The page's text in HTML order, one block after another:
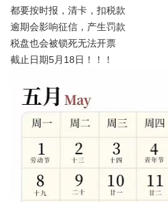
都要按时报，清卡，扣税款
逾期会影响征信，产生罚款
税盘也会被锁死无法开票
截止日期5月18日！！！